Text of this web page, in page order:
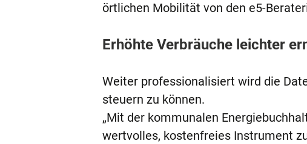
örtlichen Mobilität von den e5-
Erhöhte Verbräuche leichter
Weiter professionalisiert wird die
steuern zu können.
„Mit der kommunalen
wertvolles, kostenfreies Instrument